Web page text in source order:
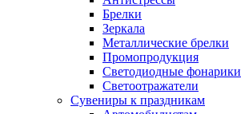
Брелки
Зеркала
Металлические брелки
Промопродукция
Светодиодные фонарики
Светоотражатели
Сувениры к праздникам